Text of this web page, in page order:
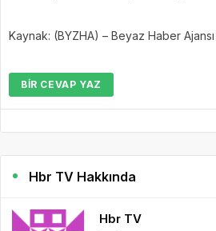
Kaynak: (BYZHA) – Beyaz Haber Ajansı
BIR CEVAP YAZ
Hbr TV Hakkında
Hbr TV